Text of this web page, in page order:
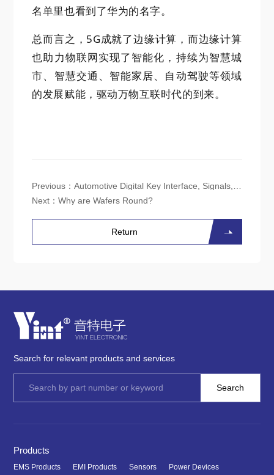
名单里也看到了华为的名字。
总而言之，5G成就了边缘计算，而边缘计算
也助力物联网实现了智能化，持续为智慧城
市、智慧交通、智能家居、自动驾驶等领域
的发展赋能，驱动万物互联时代的到来。
Previous：Automotive Digital Key Interface, Signals, and Electromagnetic Compatibility Protection
Next：Why are Wafers Round?
Return
Search for relevant products and services
Products
EMS Products EMI Products Sensors
Power Devices